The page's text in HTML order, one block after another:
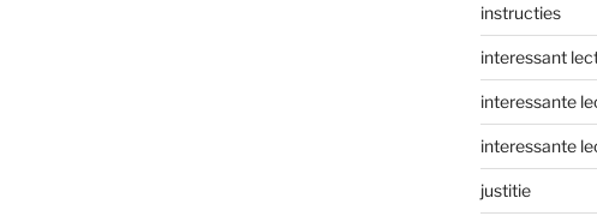
instructies
interessant
interessante
interessante
justitie